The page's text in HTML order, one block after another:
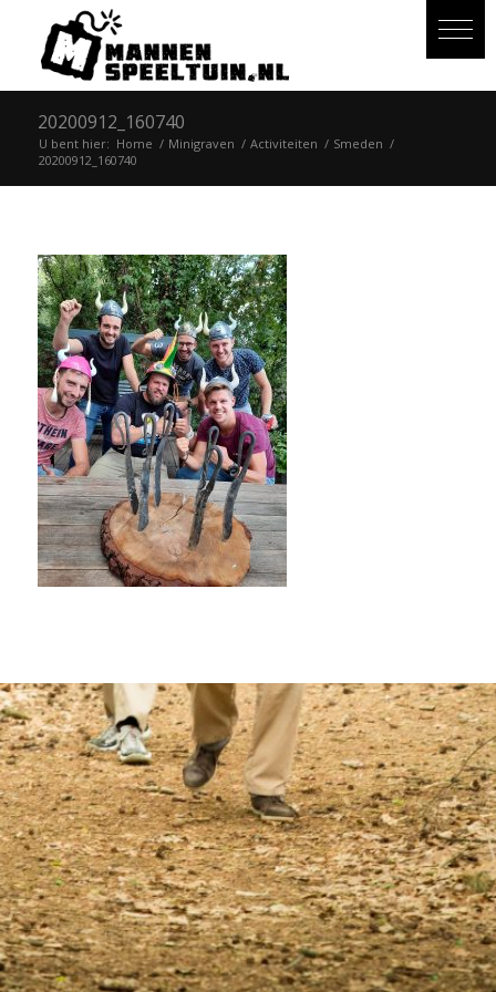
20200912_160740
U bent hier: Home / Minigraven / Activiteiten / Smeden /
20200912_160740